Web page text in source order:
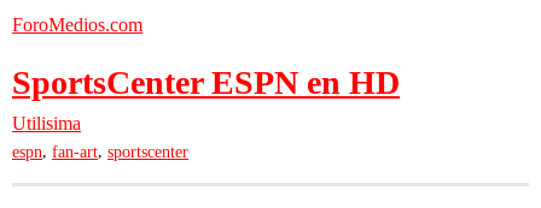
ForoMedios.com
SportsCenter ESPN en HD
Utilisima
espn, fan-art, sportscenter